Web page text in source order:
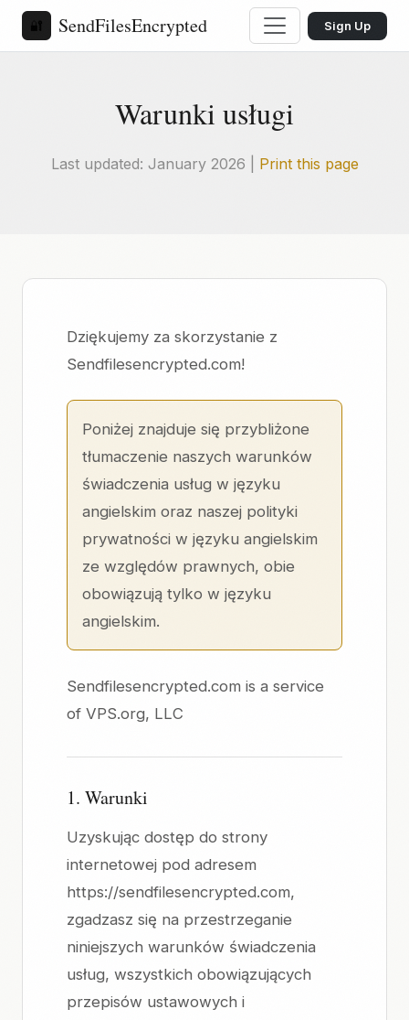
🔐 SendFilesEncrypted Sign Up
Warunki usługi
Last updated: January 2026 | Print this page
Dziękujemy za skorzystanie z
Sendfilesencrypted.com!
Poniżej znajduje się przybliżone
tłumaczenie naszych warunków
świadczenia usług w języku
angielskim oraz naszej polityki
prywatności w języku angielskim
ze względów prawnych, obie
obowiązują tylko w języku
angielskim.
Sendfilesencrypted.com is a service
of VPS.org, LLC
1. Warunki
Uzyskując dostęp do strony
internetowej pod adresem
https://sendfilesencrypted.com,
zgadzasz się na przestrzeganie
niniejszych warunków świadczenia
usług, wszystkich obowiązujących
przepisów ustawowych i